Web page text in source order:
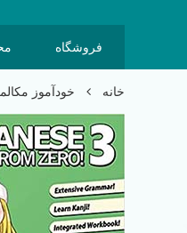
فروشگاه
خانه خودآموز